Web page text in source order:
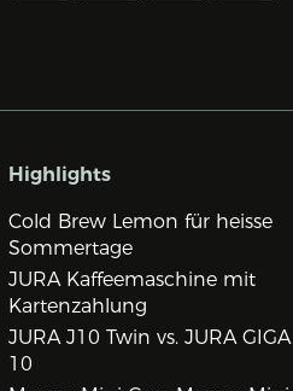
Highlights
Cold Brew Lemon für heisse
Sommertage
JURA Kaffeemaschine mit
Kartenzahlung
JURA J10 Twin vs. JURA GIGA
10